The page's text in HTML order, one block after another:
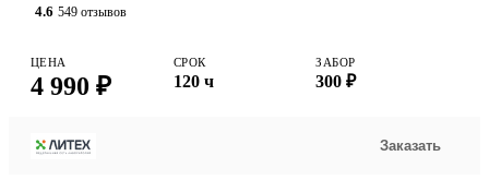
4.6 549 отзывов
ЦЕНА
4 990 ₽
СРОК
120 ч
ЗАБОР
300 ₽
Заказать